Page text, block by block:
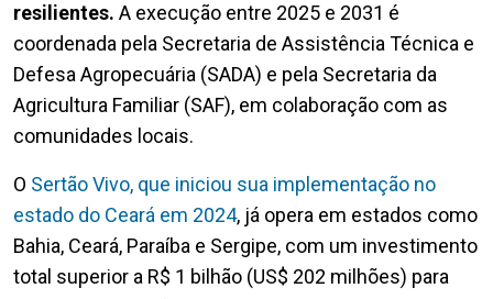
resilientes. A execução entre 2025 e 2031 é
coordenada pela Secretaria de Assistência Técnica e
Defesa Agropecuária (SADA) e pela Secretaria da
Agricultura Familiar (SAF), em colaboração com as
comunidades locais.
O Sertão Vivo, que iniciou sua implementação no
estado do Ceará em 2024, já opera em estados como
Bahia, Ceará, Paraíba e Sergipe, com um investimento
total superior a R$ 1 bilhão (US$ 202 milhões) para